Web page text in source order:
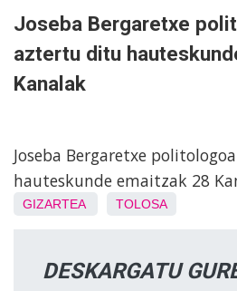
Joseba Bergaretxe
aztertu ditu
Kanalak
Joseba Bergaretxe
hauteskunde emaitzak 28
GIZARTEA TOLOSA
DESKARGATU